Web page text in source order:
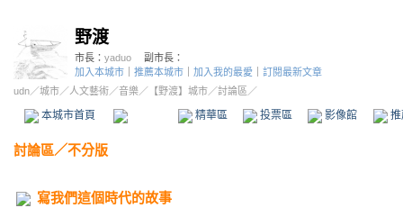
野渡
市長： yaduo
副市長：
加入本城市
推薦本城市 加入我的最愛
訂閱最新文章
udn／城市／人文藝術／音樂／ 【野渡】城市／討論區／
本城市首頁 精華區 投票區 影像館
討論區／不分版
寫我們這個時代的故事